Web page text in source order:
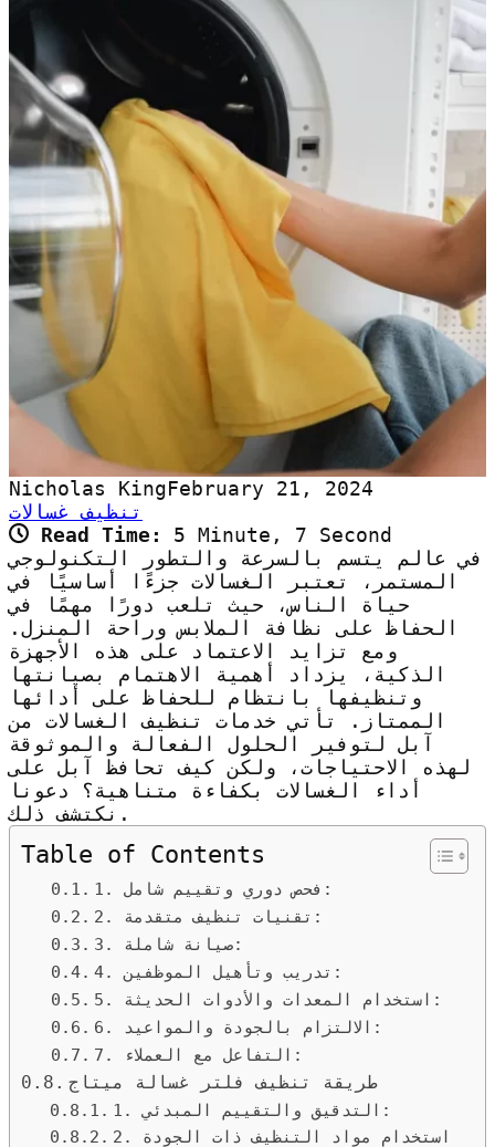
Nicholas KingFebruary 21, 2024
تنظيف غسالات
Read Time:
5 Minute, 7 Second
في عالم يتسم بالسرعة والتطور التكنولوجي
المستمر، تعتبر الغسالات جزءًا أساسيًا في
حياة الناس، حيث تلعب دورًا مهمًا في
الحفاظ على نظافة الملابس وراحة المنزل.
ومع تزايد الاعتماد على هذه الأجهزة
الذكية، يزداد أهمية الاهتمام بصيانتها
وتنظيفها بانتظام للحفاظ على أدائها
الممتاز. تأتي خدمات تنظيف الغسالات من
آبل لتوفير الحلول الفعالة والموثوقة
لهذه الاحتياجات، ولكن كيف تحافظ آبل على
أداء الغسالات بكفاءة متناهية؟ دعونا
نكتشف ذلك.
Table of Contents
1. فحص دوري وتقييم شامل:
2. تقنيات تنظيف متقدمة:
3. صيانة شاملة:
4. تدريب وتأهيل الموظفين:
5. استخدام المعدات والأدوات الحديثة:
6. الالتزام بالجودة والمواعيد:
7. التفاعل مع العملاء:
طريقة تنظيف فلتر غسالة ميتاج
1. التدقيق والتقييم المبدئي:
2. استخدام مواد التنظيف ذات الجودة